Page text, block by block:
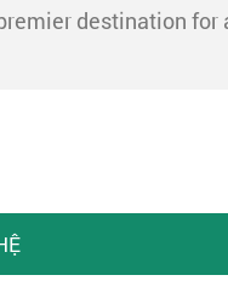
destination